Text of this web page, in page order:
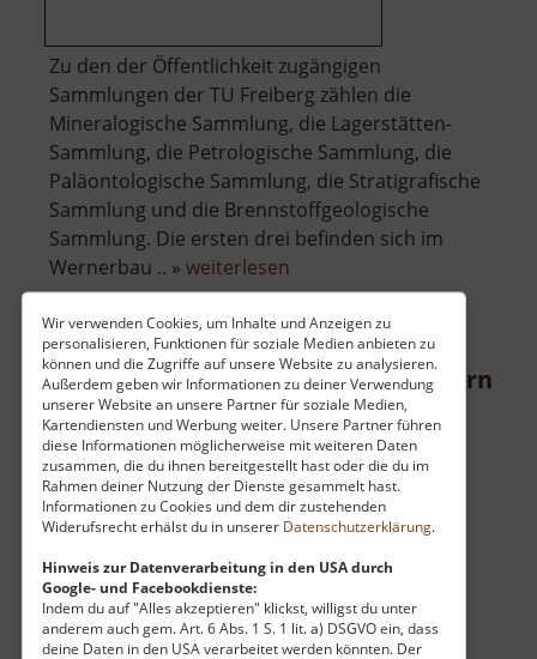
Wir verwenden Cookies, um Inhalte und Anzeigen zu
personalisieren, Funktionen für soziale Medien anbieten zu
können und die Zugriffe auf unsere Website zu analysieren.
Außerdem geben wir Informationen zu deiner Verwendung
unserer Website an unsere Partner für soziale Medien,
Kartendiensten und Werbung weiter. Unsere Partner führen
diese Informationen möglicherweise mit weiteren Daten
zusammen, die du ihnen bereitgestellt hast oder die du im
Rahmen deiner Nutzung der Dienste gesammelt hast.
Informationen zu Cookies und dem dir zustehenden
Widerufsrecht erhälst du in unserer Datenschutzerklärung.
Hinweis zur Datenverarbeitung in den USA durch
Google- und Facebookdienste:
Indem du auf "Alles akzeptieren" klickst, willigst du unter
anderem auch gem. Art. 6 Abs. 1 S. 1 lit. a) DSGVO ein, dass
deine Daten in den USA verarbeitet werden könnten. Der
Zu den der Öffentlichkeit zugängigen
Sammlungen der TU Freiberg zählen die
Mineralogische Sammlung, die Lagerstätten-
Sammlung, die Petrologische Sammlung, die
Paläontologische Sammlung, die Stratigrafische
Sammlung und die Brennstoffgeologische
Sammlung. Die ersten drei befinden sich im
Wernerbau .. » weiterlesen
Geowissenschaftliche
Sammlungen
Besucherbergwerk Zinnkammern
Mittleres Erzgebirge
aktuell vom 07.06.2026 / Zugriffe: 30541
17 km vom aktuellen Standort
Zeugnis des jüngeren Bergbaus im Erzgebirge
liefern die Zinnkammern in Pöhla. Nach dem